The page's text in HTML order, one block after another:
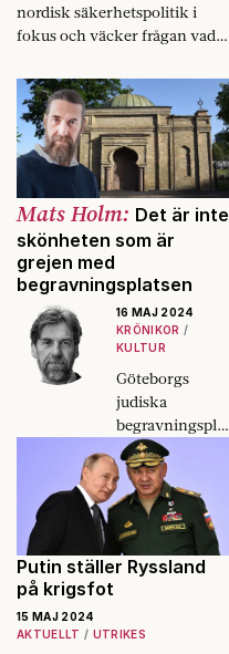
nordisk säkerhetspolitik i
fokus och väcker frågan vad
försvaras, egentligen.
Mats Holm: Det är inte
skönheten som är
grejen med
begravningsplatsen
16 MAJ 2024
KRÖNIKOR
KULTUR
Göteborgs
judiska
begravningsplat
s ska inte
förleda
uppmärksamhe
ten till naturens
skönhet, utan
inåt, till minnet
värld.
Putin ställer Ryssland
på krigsfot
15 MAJ 2024
AKTUELLT
UTRIKES